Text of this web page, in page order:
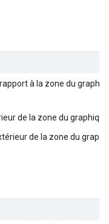
à la zone du
de la zone du
de la zone du